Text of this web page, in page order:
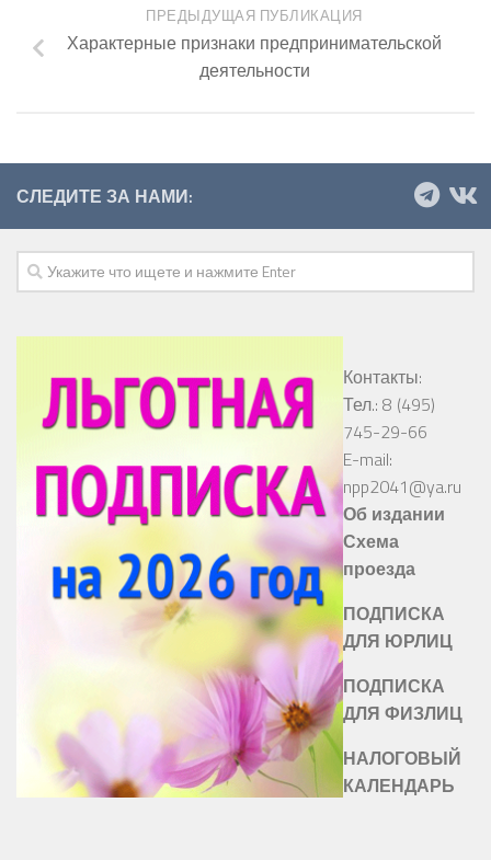
ПРЕДЫДУЩАЯ ПУБЛИКАЦИЯ
Характерные признаки предпринимательской
деятельности
СЛЕДИТЕ ЗА НАМИ:
Контакты:
Тел.: 8 (495)
745-29-66
E-mail:
npp2041@ya.ru
Об издании
Схема
проезда
ПОДПИСКА
ДЛЯ ЮРЛИЦ
ПОДПИСКА
ДЛЯ ФИЗЛИЦ
НАЛОГОВЫЙ
КАЛЕНДАРЬ